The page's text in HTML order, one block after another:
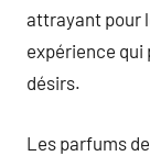
attrayant pour
expérience
désirs.
Les parfums